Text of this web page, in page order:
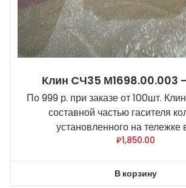
Клин CЧ35 М1698.00.003
По 999 р. при заказе от 100шт.
составной частью гасителя
установленного на тележке
₽1,850.00
В корзину